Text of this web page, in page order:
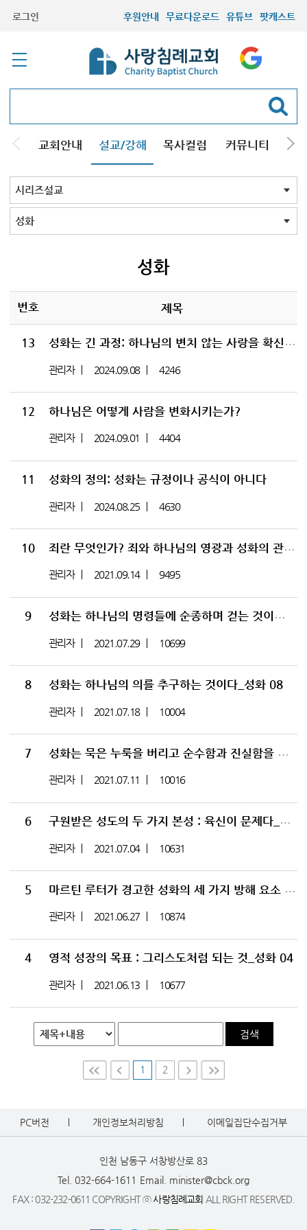
로그인 후원안내 무료다운로드 유튜브 팟캐스트
교회안내 설교/강해 목사컬럼 커뮤니티 기
주일설교
성경강해
시리즈설교
기타방송
시리즈설교 전체
구원
결혼
교회의믿음
그리스도인
성막
조직신학
설교와설교자
성경바로보기
성경Q&A
킹제임스성경
재림의 징조
창조진화
천주교
주님의교회계획
하나님의뜻알기
하나님의일꾼과섬김
크리스천기초
성경교리
회원필수
세계관국가관
주요예언
음악
성경과정치
설교코칭
사도바울탐구
성화
성화
번호 제목
13 성화는 긴 과정: 하나님의 변치 않는 사랑을 확신하는 것
관리자 2024.09.08 4246
12 하나님은 어떻게 사람을 변화시키는가?
관리자 2024.09.01 4404
11 성화의 정의: 성화는 규정이나 공식이 아니다
관리자 2024.08.25 4630
10 죄란 무엇인가? 죄와 하나님의 영광과 성화의 관계_성화 10
관리자 2021.09.14 9495
9 성화는 하나님의 명령들에 순종하며 걷는 것이다_성화 09
관리자 2021.07.29 10699
8 성화는 하나님의 의를 추구하는 것이다_성화 08
관리자 2021.07.18 10004
7 성화는 묵은 누룩을 버리고 순수함과 진실함을 유지하는 것이다_성화 07
관리자 2021.07.11 10016
6 구원받은 성도의 두 가지 본성 : 육신이 문제다_성화 06
관리자 2021.07.04 10631
5 마르틴 루터가 경고한 성화의 세 가지 방해 요소 : 세상과 육신과 마귀_성화 05
관리자 2021.06.27 10874
4 영적 성장의 목표 : 그리스도처럼 되는 것_성화 04
관리자 2021.06.13 10677
검색
1
2
PC버전 개인정보처리방침 이메일집단수집거부
인천 남동구 서창방산로 83
Tel. 032-664-1611 Email. minister@cbck.org
FAX : 032-232-0611 COPYRIGHT ⓒ사랑침례교회 ALL RIGHT RESERVED.